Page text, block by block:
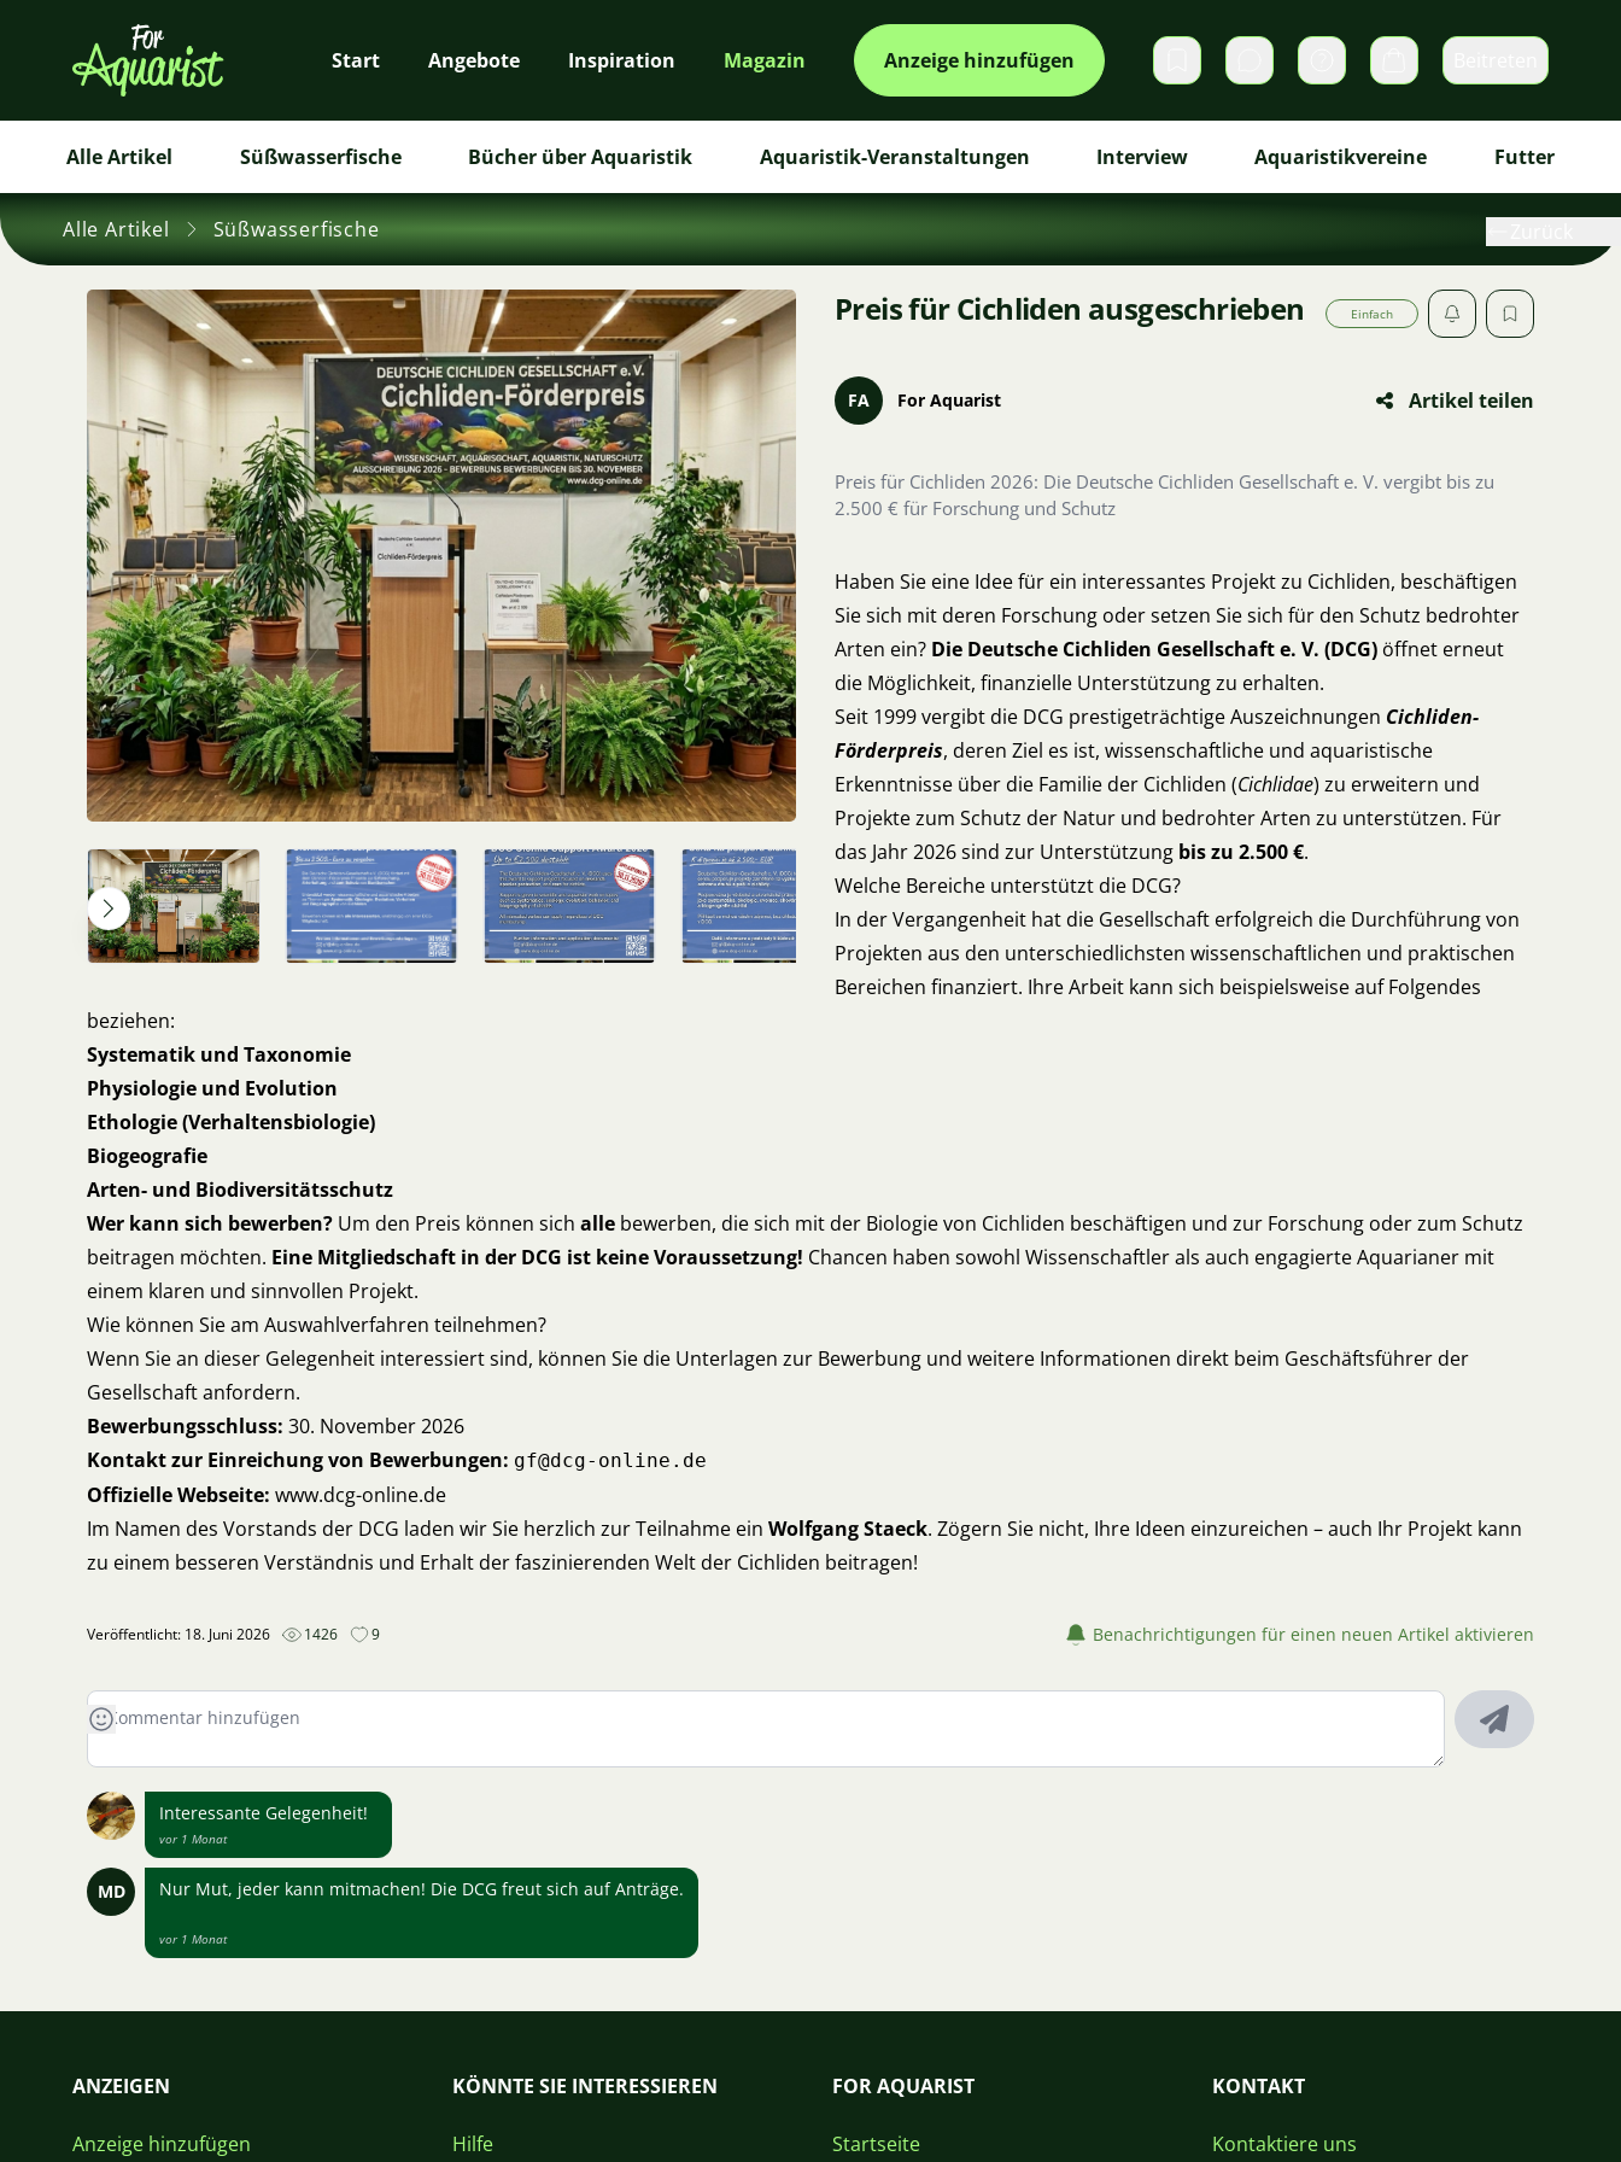
Start Angebote Inspiration Magazin Anzeige hinzufügen DirektnachrichtenWarenkorb
Alle Artikel Süßwasserfische Bücher über Aquaristik Aquaristik-Veranstaltungen Interview Aquaristikvereine Futter
Alle Artikel Süßwasserfische
Preis für Cichliden ausgeschrieben Einfach
FA For Aquarist Artikel teilen
Preis für Cichliden 2026: Die Deutsche Cichliden Gesellschaft e. V. vergibt bis zu
2.500 € für Forschung und Schutz
Haben Sie eine Idee für ein interessantes Projekt zu Cichliden, beschäftigen
Sie sich mit deren Forschung oder setzen Sie sich für den Schutz bedrohter
Arten ein? Die Deutsche Cichliden Gesellschaft e. V. (DCG) öffnet erneut
die Möglichkeit, finanzielle Unterstützung zu erhalten.
Seit 1999 vergibt die DCG prestigeträchtige Auszeichnungen Cichliden-
Förderpreis, deren Ziel es ist, wissenschaftliche und aquaristische
Erkenntnisse über die Familie der Cichliden (Cichlidae) zu erweitern und
Projekte zum Schutz der Natur und bedrohter Arten zu unterstützen. Für
das Jahr 2026 sind zur Unterstützung bis zu 2.500 €.
Welche Bereiche unterstützt die DCG?
In der Vergangenheit hat die Gesellschaft erfolgreich die Durchführung von
Projekten aus den unterschiedlichsten wissenschaftlichen und praktischen
Bereichen finanziert. Ihre Arbeit kann sich beispielsweise auf Folgendes
beziehen:
Systematik und Taxonomie
Physiologie und Evolution
Ethologie (Verhaltensbiologie)
Biogeografie
Arten- und Biodiversitätsschutz
Wer kann sich bewerben? Um den Preis können sich alle bewerben, die sich mit der Biologie von Cichliden beschäftigen und zur Forschung oder zum Schutz
beitragen möchten. Eine Mitgliedschaft in der DCG ist keine Voraussetzung! Chancen haben sowohl Wissenschaftler als auch engagierte Aquarianer mit
einem klaren und sinnvollen Projekt.
Wie können Sie am Auswahlverfahren teilnehmen?
Wenn Sie an dieser Gelegenheit interessiert sind, können Sie die Unterlagen zur Bewerbung und weitere Informationen direkt beim Geschäftsführer der
Gesellschaft anfordern.
Bewerbungsschluss: 30. November 2026
Kontakt zur Einreichung von Bewerbungen: gf@dcg-online.de
Offizielle Webseite: www.dcg-online.de
Im Namen des Vorstands der DCG laden wir Sie herzlich zur Teilnahme ein Wolfgang Staeck. Zögern Sie nicht, Ihre Ideen einzureichen – auch Ihr Projekt kann
zu einem besseren Verständnis und Erhalt der faszinierenden Welt der Cichliden beitragen!
Veröffentlicht: 18. Juni 2026 1426 9 Benachrichtigungen für einen neuen Artikel aktivieren
Interessante Gelegenheit!
vor 1 Monat
MD Nur Mut, jeder kann mitmachen! Die DCG freut sich auf Anträge.
vor 1 Monat
ANZEIGEN
Anzeige hinzufügen
KÖNNTE SIE INTERESSIEREN
Hilfe
FOR AQUARIST
Startseite
KONTAKT
Kontaktiere uns